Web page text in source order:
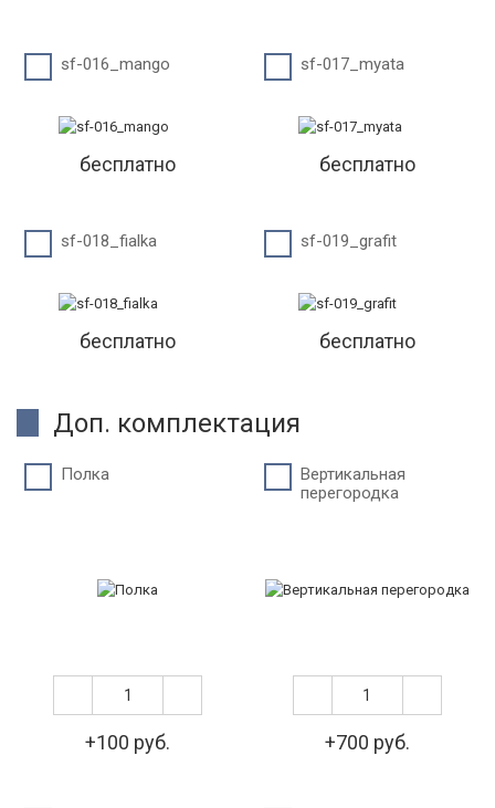
sf-016_mango
бесплатно
sf-017_myata
бесплатно
sf-018_fialka
бесплатно
sf-019_grafit
бесплатно
Доп. комплектация
Полка
+100 руб.
Вертикальная
перегородка
+700 руб.